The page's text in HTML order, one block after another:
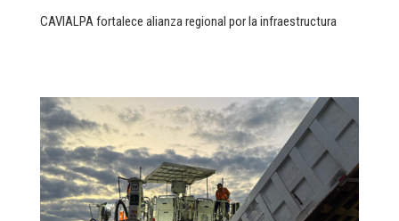
CAVIALPA fortalece alianza regional por la infraestructura